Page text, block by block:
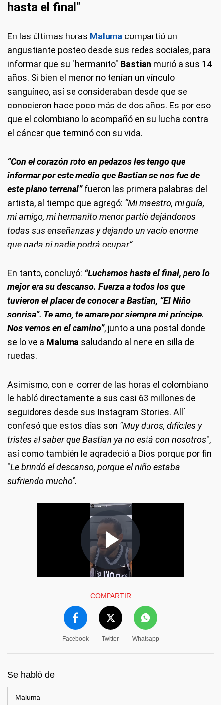
hasta el final"
En las últimas horas Maluma compartió un
angustiante posteo desde sus redes sociales, para
informar que su "hermanito" Bastian murió a sus 14
años. Si bien el menor no tenían un vínculo
sanguíneo, así se consideraban desde que se
conocieron hace poco más de dos años. Es por eso
que el colombiano lo acompañó en su lucha contra
el cáncer que terminó con su vida.
“Con el corazón roto en pedazos les tengo que
informar por este medio que Bastian se nos fue de
este plano terrenal”fueron las primera palabras del
artista, al tiempo que agregó: “Mi maestro, mi guía,
mi amigo, mi hermanito menor partió dejándonos
todas sus enseñanzas y dejando un vacío enorme
que nada ni nadie podrá ocupar”.
En tanto, concluyó: “Luchamos hasta el final, pero lo
mejor era su descanso. Fuerza a todos los que
tuvieron el placer de conocer a Bastian, “El Niño
sonrisa”. Te amo, te amare por siempre mi príncipe.
Nos vemos en el camino”, junto a una postal donde
se lo ve a Maluma saludando al nene en silla de
ruedas.
Asimismo, con el correr de las horas el colombiano
le habló directamente a sus casi 63 millones de
seguidores desde sus Instagram Stories. Allí
confesó que estos días son "Muy duros, difíciles y
tristes al saber que Bastian ya no está con nosotros",
así como también le agradeció a Dios porque por fin
"Le brindó el descanso, porque el niño estaba
sufriendo mucho".
COMPARTIR
Facebook Twitter Whatsapp
Se habló de
Maluma